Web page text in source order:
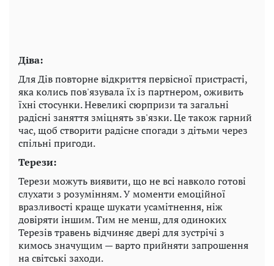
Діва:
Для Дів повторне відкриття первісної пристрасті,
яка колись пов'язувала їх із партнером, оживить
їхні стосунки. Невеликі сюрпризи та загальні
радісні заняття зміцнять зв'язки. Це також гарний
час, щоб створити радісне спогади з дітьми через
спільні пригоди.
Терези:
Терези можуть виявити, що не всі навколо готові
слухати з розумінням. У моменти емоційної
вразливості краще шукати усамітнення, ніж
довіряти іншим. Тим не менш, для одиноких
Терезів травень відчиняє двері для зустрічі з
кимось значущим — варто прийняти запрошення
на світські заходи.